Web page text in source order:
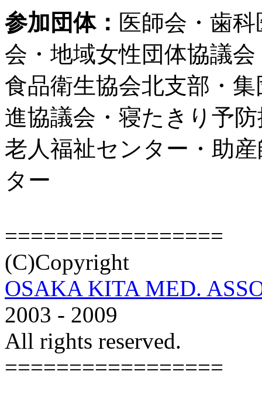
参加団体： 医師会・歯
会・地域女性団体協議
食品衛生協会北支部・
進協議会・寝たきり予
老人福祉センター・助
ター
=================
(C)Copyright
OSAKA KITA MED.
2003 - 2009
All rights reserved.
=================